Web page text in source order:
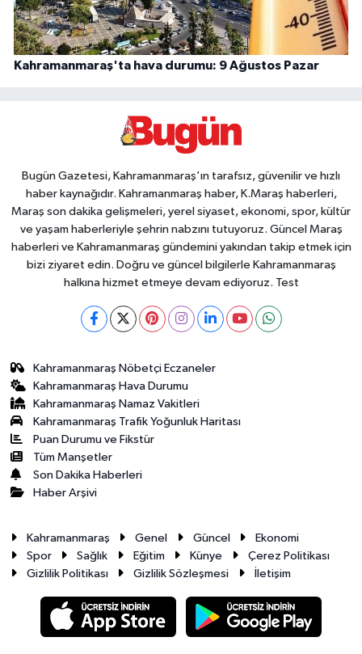
Kahramanmaraş'ta hava durumu: 9 Ağustos Pazar
Bugün Gazetesi, Kahramanmaraş’ın tarafsız, güvenilir ve hızlı
haber kaynağıdır. Kahramanmaraş haber, K.Maraş haberleri,
Maraş son dakika gelişmeleri, yerel siyaset, ekonomi, spor, kültür
ve yaşam haberleriyle şehrin nabzını tutuyoruz. Güncel Maraş
haberleri ve Kahramanmaraş gündemini yakından takip etmek için
bizi ziyaret edin. Doğru ve güncel bilgilerle Kahramanmaraş
halkına hizmet etmeye devam ediyoruz. Test
Kahramanmaraş Nöbetçi Eczaneler
Kahramanmaraş Hava Durumu
Kahramanmaraş Namaz Vakitleri
Kahramanmaraş Trafik Yoğunluk Haritası
Puan Durumu ve Fikstür
Tüm Manşetler
Son Dakika Haberleri
Haber Arşivi
Kahramanmaraş Genel Güncel
Ekonomi
Spor
Sağlık Eğitim Künye
Çerez Politikası
Gizlilik Politikası
Gizlilik Sözleşmesi İletişim